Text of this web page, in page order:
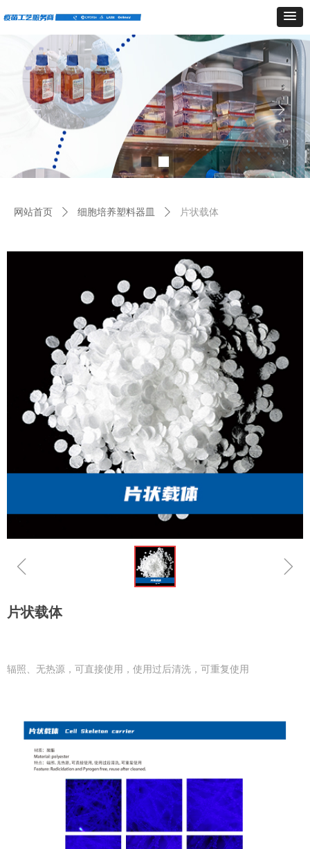
网站首页 ꄲ 细胞培养塑料器皿 ꄲ 片状载体
ꁆ ꁇ
片状载体
辐照、无热源，可直接使用，使用过后清洗，可重复使用
ꂃ ꁹ